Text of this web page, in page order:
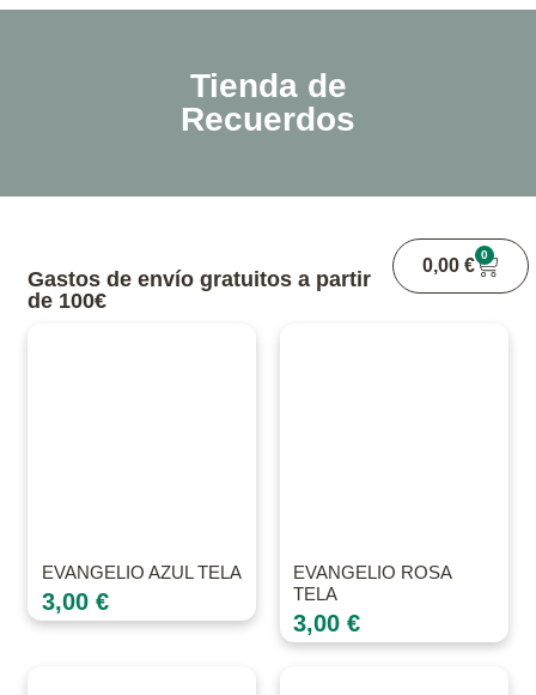
Tienda de
Recuerdos
Gastos de envío gratuitos a partir
de 100€
0,00 €
0
EVANGELIO AZUL TELA
3,00 €
EVANGELIO ROSA
TELA
3,00€